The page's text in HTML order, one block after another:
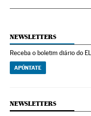
NEWSLETTERS
Receba o boletim diário do
APÚNTATE
NEWSLETTERS